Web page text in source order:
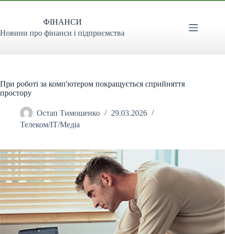
Перейти
ФІНАНСИ
Новини про фінанси і підприємства
При роботі за комп'ютером покращується сприйняття
простору
Остап Тимошенко
29.03.2026
Телеком/ІТ/Медіа